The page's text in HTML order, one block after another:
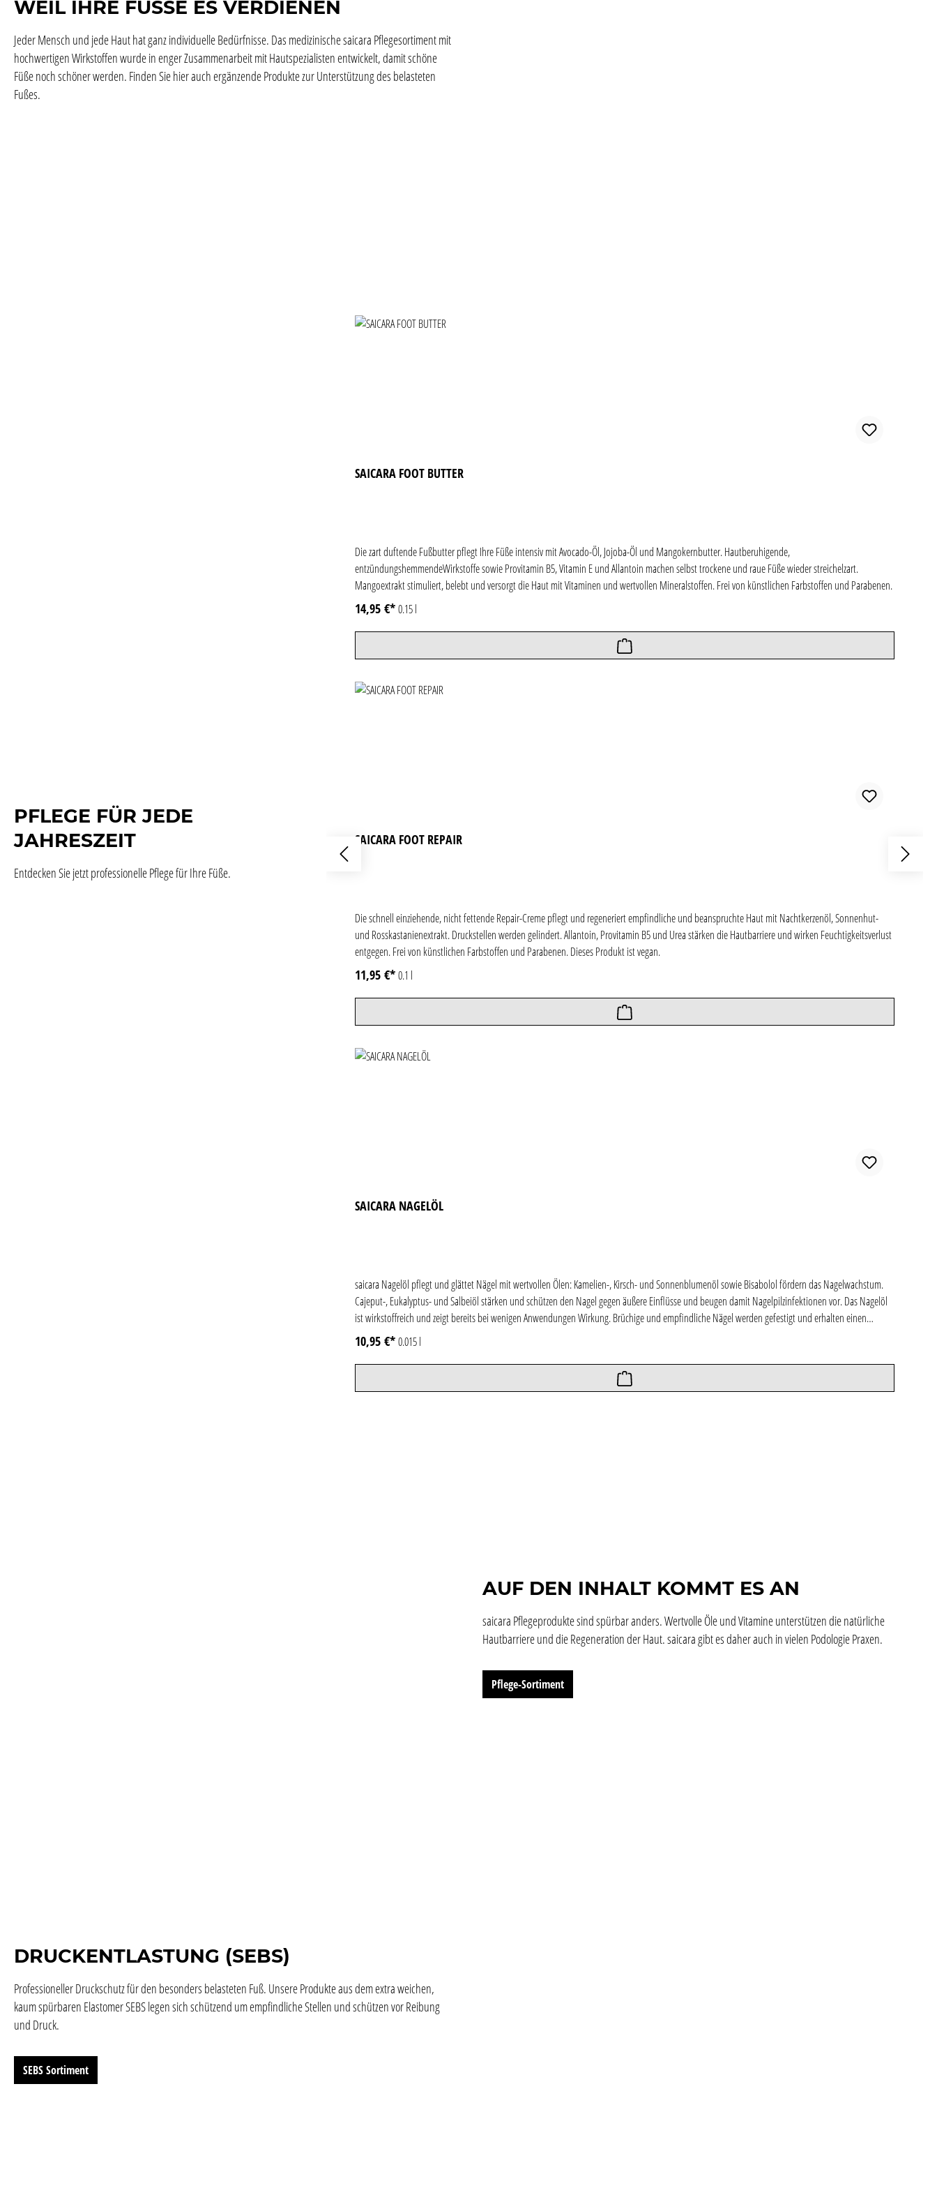
WEIL IHRE FÜSSE ES VERDIENEN
Jeder Mensch und jede Haut hat ganz individuelle Bedürfnisse. Das medizinische saicara Pflegesortiment mit
hochwertigen Wirkstoffen wurde in enger Zusammenarbeit mit Hautspezialisten entwickelt, damit schöne
Füße noch schöner werden. Finden Sie hier auch ergänzende Produkte zur Unterstützung des belasteten
Fußes.
PFLEGE FÜR JEDE
JAHRESZEIT
Entdecken Sie jetzt professionelle Pflege für Ihre Füße.
Produktgalerie überspringen
SAICARA FOOT BUTTER
Die zart duftende Fußbutter pflegt Ihre Füße intensiv mit Avocado-Öl, Jojoba-Öl und Mangokernbutter. Hautberuhigende,
entzündungshemmendeWirkstoffe sowie Provitamin B5, Vitamin E und Allantoin machen selbst trockene und raue Füße wieder streichelzart.
Mangoextrakt stimuliert, belebt und versorgt die Haut mit Vitaminen und wertvollen Mineralstoffen. Frei von künstlichen Farbstoffen und Parabenen.
14,95 €*0.15 l
SAICARA FOOT REPAIR
Die schnell einziehende, nicht fettende Repair-Creme pflegt und regeneriert empfindliche und beanspruchte Haut mit Nachtkerzenöl, Sonnenhut-
und Rosskastanienextrakt. Druckstellen werden gelindert. Allantoin, Provitamin B5 und Urea stärken die Hautbarriere und wirken Feuchtigkeitsverlust
entgegen. Frei von künstlichen Farbstoffen und Parabenen. Dieses Produkt ist vegan.
11,95 €*0.1 l
SAICARA NAGELÖL
saicara Nagelöl pflegt und glättet Nägel mit wertvollen Ölen: Kamelien-, Kirsch- und Sonnenblumenöl sowie Bisabolol fördern das Nagelwachstum.
Cajeput-, Eukalyptus- und Salbeiöl stärken und schützen den Nagel gegen äußere Einflüsse und beugen damit Nagelpilzinfektionen vor. Das Nagelöl
ist wirkstoffreich und zeigt bereits bei wenigen Anwendungen Wirkung. Brüchige und empfindliche Nägel werden gefestigt und erhalten einen
natürlichen Glanz. Das Nagelöl kann auch auf Nagellack oder Kunstnägeln angewendet werden. Auch für Diabetiker geeignet. Dieses Produkt ist
vegan.
10,95 €*0.015 l
AUF DEN INHALT KOMMT ES AN
saicara Pflegeprodukte sind spürbar anders. Wertvolle Öle und Vitamine unterstützen die natürliche
Hautbarriere und die Regeneration der Haut. saicara gibt es daher auch in vielen Podologie Praxen.
Pflege-Sortiment
DRUCKENTLASTUNG (SEBS)
Professioneller Druckschutz für den besonders belasteten Fuß. Unsere Produkte aus dem extra weichen,
kaum spürbaren Elastomer SEBS legen sich schützend um empfindliche Stellen und schützen vor Reibung
und Druck.
SEBS Sortiment